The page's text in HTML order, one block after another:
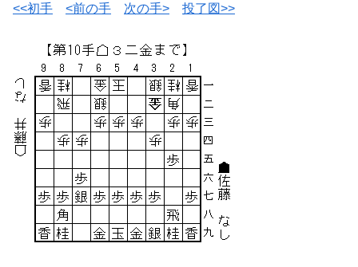
<<初手 <前の手 次の手> 投了図>>